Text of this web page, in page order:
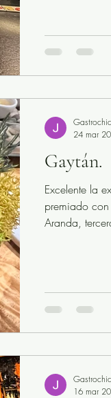
cocina india
Gaytán.
Excelente la
premiado
Aranda,
24 mar
16 mar